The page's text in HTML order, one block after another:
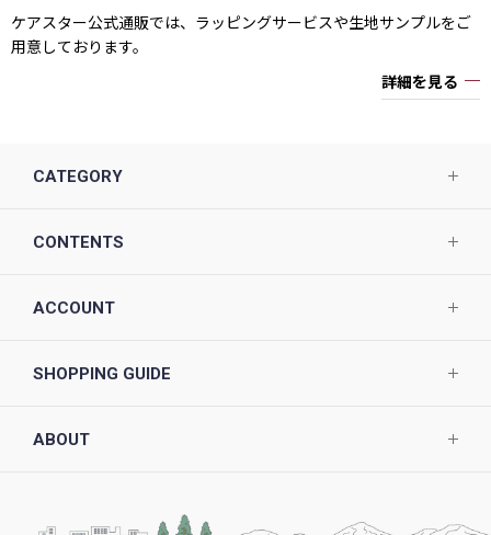
ケアスター公式通販では、ラッピングサービスや生地サンプルをご
用意しております。
詳細を見る
CATEGORY
CONTENTS
ACCOUNT
SHOPPING GUIDE
ABOUT